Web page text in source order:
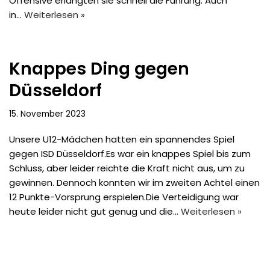
in… Weiterlesen »
Knappes Ding gegen
Düsseldorf
15. November 2023
Unsere U12-Mädchen hatten ein spannendes Spiel
gegen ISD Düsseldorf.Es war ein knappes Spiel bis zum
Schluss, aber leider reichte die Kraft nicht aus, um zu
gewinnen. Dennoch konnten wir im zweiten Achtel einen
12 Punkte-Vorsprung erspielen.Die Verteidigung war
heute leider nicht gut genug und die… Weiterlesen »